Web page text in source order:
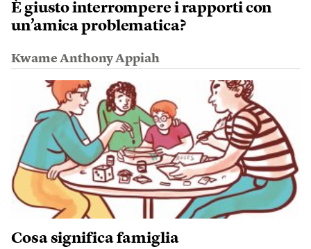
È giusto interrompere i rapporti con
un’amica problematica?
Kwame Anthony Appiah
Cosa significa famiglia